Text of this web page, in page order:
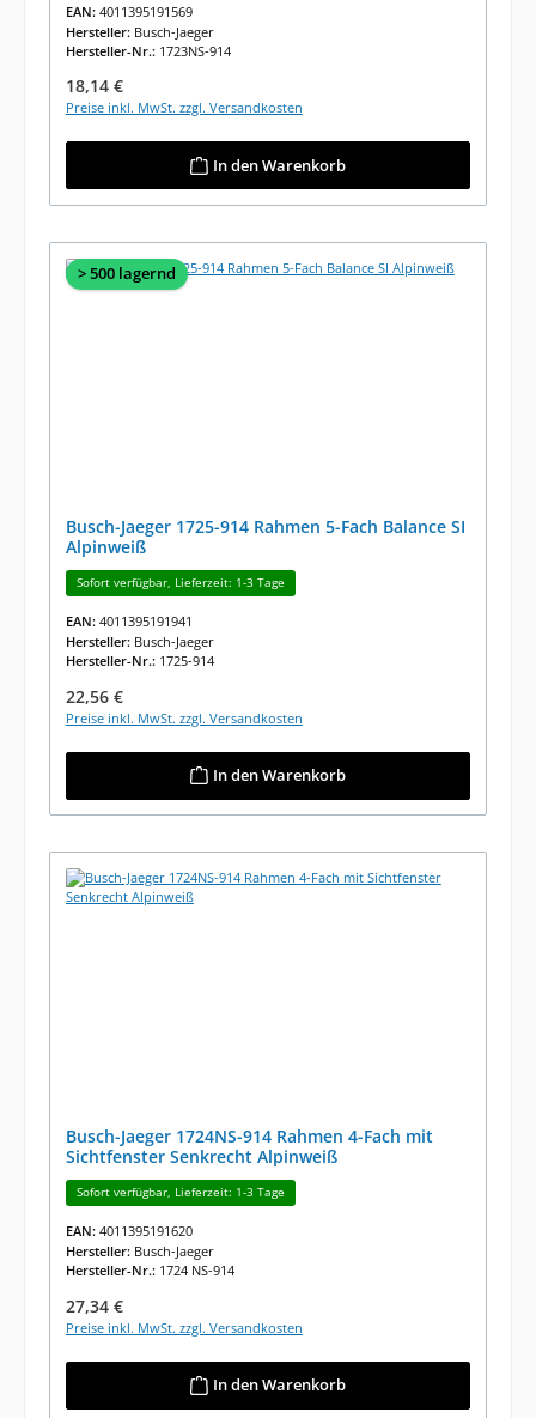
EAN: 4011395191569
Hersteller: Busch-Jaeger
Hersteller-Nr.: 1723NS-914
Regulärer Preis:
18,14 €
Preise inkl. MwSt. zzgl. Versandkosten
In den Warenkorb
> 500 lagernd
Busch-Jaeger 1725-914 Rahmen 5-Fach Balance SI
Alpinweiß
Sofort verfügbar, Lieferzeit: 1-3 Tage
EAN: 4011395191941
Hersteller: Busch-Jaeger
Hersteller-Nr.: 1725-914
Regulärer Preis:
22,56 €
Preise inkl. MwSt. zzgl. Versandkosten
In den Warenkorb
Busch-Jaeger 1724NS-914 Rahmen 4-Fach mit
Sichtfenster Senkrecht Alpinweiß
Sofort verfügbar, Lieferzeit: 1-3 Tage
EAN: 4011395191620
Hersteller: Busch-Jaeger
Hersteller-Nr.: 1724 NS-914
Regulärer Preis:
27,34 €
Preise inkl. MwSt. zzgl. Versandkosten
In den Warenkorb